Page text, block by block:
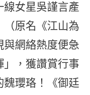
線女星吳謹言產
原名《江山為
網絡熱度便急
」，獲讚賞行事
魏瓔珞！《御廷